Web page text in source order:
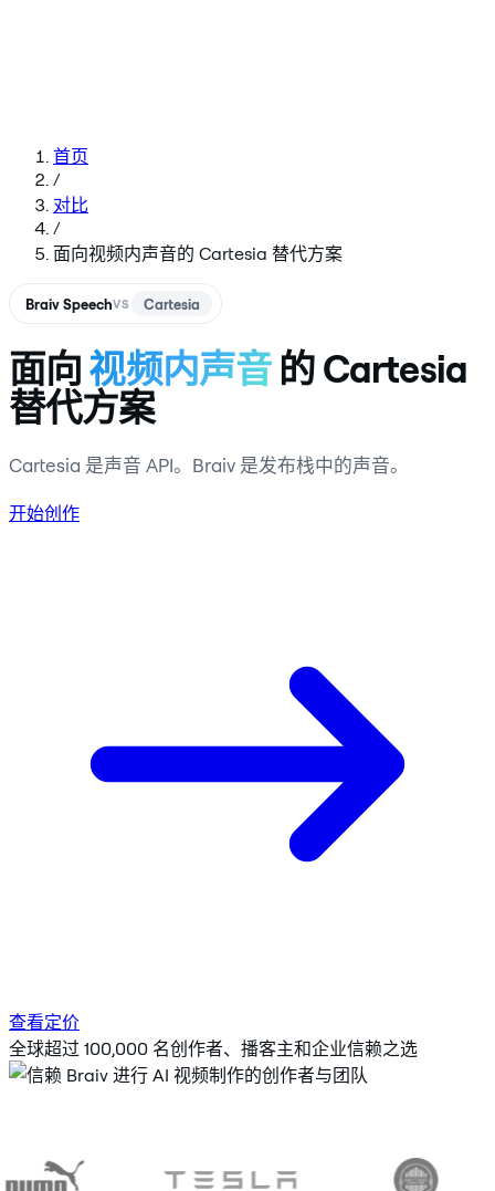
首页
/
对比
/
面向视频内声音的 Cartesia 替代方案
Braiv SpeechVS Cartesia
面向视频内声音 的 Cartesia
替代方案
Cartesia 是声音 API。Braiv 是发布栈中的声音。
开始创作
查看定价
全球超过 100,000 名创作者、播客主和企业信赖之选